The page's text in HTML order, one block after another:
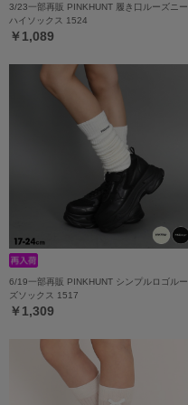
3/23一部再販 PINKHUNT 履き口ルーズニー
ハイソックス 1524
￥1,089
6/19一部再販 PINKHUNT シンプルロゴルー
ズソックス 1517
￥1,309